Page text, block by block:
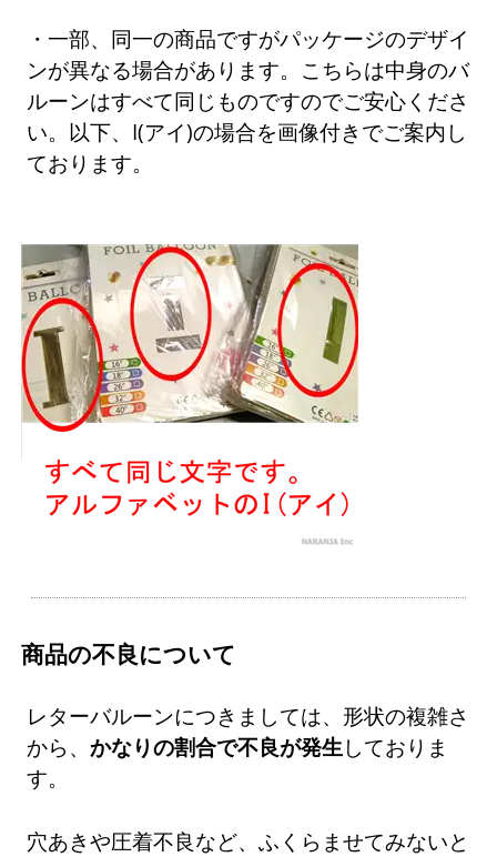
・一部、同一の商品ですがパッケージのデザイ
ンが異なる場合があります。こちらは中身のバ
ルーンはすべて同じものですのでご安心くださ
い。以下、I(アイ)の場合を画像付きでご案内し
ております。
商品の不良について
レターバルーンにつきましては、形状の複雑さ
から、かなりの割合で不良が発生 しておりま
す。
穴あきや圧着不良など、ふくらませてみないと